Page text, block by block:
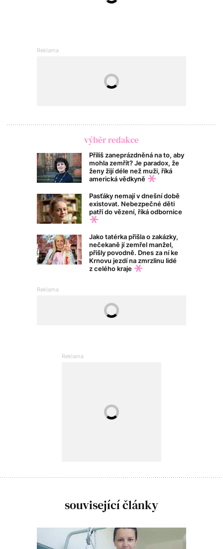
výběr redakce
Příliš zaneprázdněná na to, aby
mohla zemřít? Je paradox, že
ženy žijí déle než muži, říká
americká vědkyně
Pasťáky nemají v dnešní době
existovat. Nebezpečné děti
patří do vězení, říká odbornice
Jako tatérka přišla o zakázky,
nečekaně jí zemřel manžel,
přišly povodně. Dnes za ní ke
Krnovu jezdí na zmrzlinu lidé
z celého kraje
související články